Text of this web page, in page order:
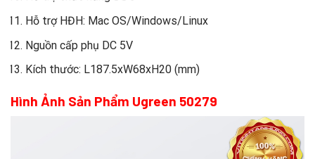
Hỗ trợ HĐH: Mac OS/Windows/Linux
Nguồn cấp phụ DC 5V
Kích thước: L187.5xW68xH20 (mm)
Hình Ảnh Sản Phẩm Ugreen 50279